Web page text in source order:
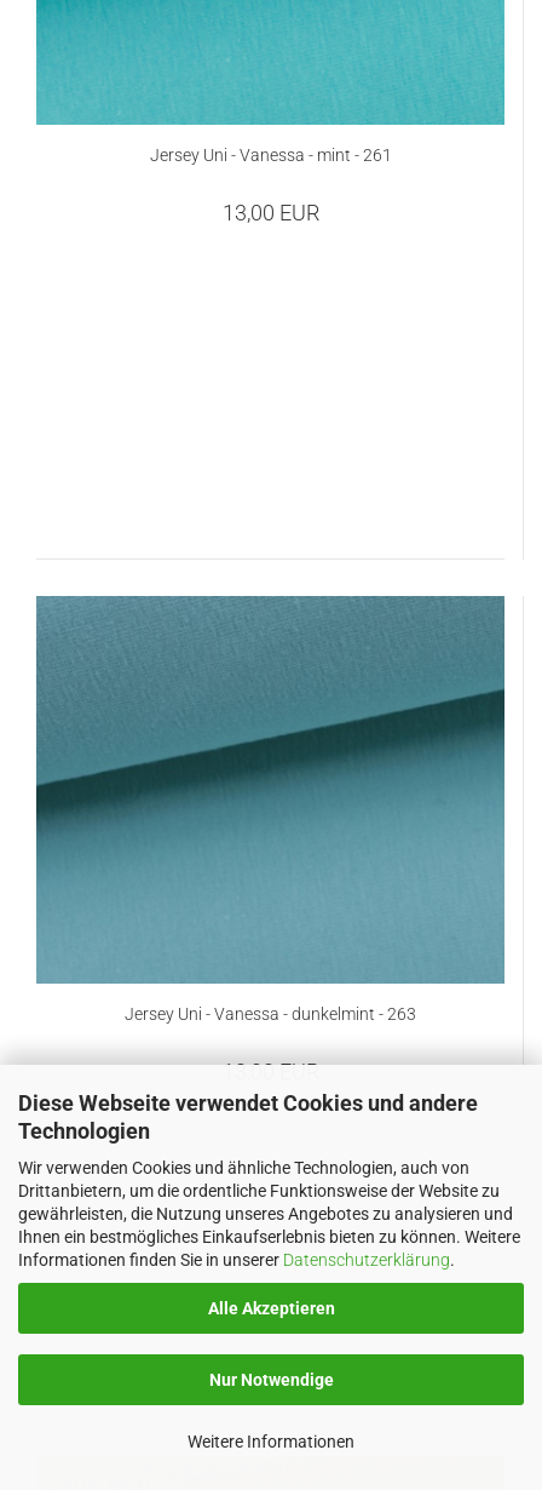
Diese Webseite verwendet Cookies und andere
Technologien
Wir verwenden Cookies und ähnliche Technologien, auch von
Drittanbietern, um die ordentliche Funktionsweise der Website zu
gewährleisten, die Nutzung unseres Angebotes zu analysieren und
Ihnen ein bestmögliches Einkaufserlebnis bieten zu können. Weitere
Informationen finden Sie in unserer Datenschutzerklärung.
Alle Akzeptieren
Nur Notwendige
Weitere Informationen
Jersey Uni - Vanessa - mint - 261
13,00 EUR
Jersey Uni - Vanessa - dunkelmint - 263
13,00 EUR